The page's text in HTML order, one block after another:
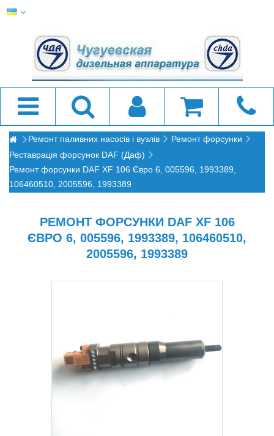
Ремонт паливних насосів і вузлів
Ремонт форсунки
Реставрація форсунок DAF (Даф)
Ремонт форсунки DAF XF 106 Євро 6, 005596, 1993389,
106460510, 2005596, 1993389
РЕМОНТ ФОРСУНКИ DAF XF 106
ЄВРО 6, 005596, 1993389, 106460510,
2005596, 1993389